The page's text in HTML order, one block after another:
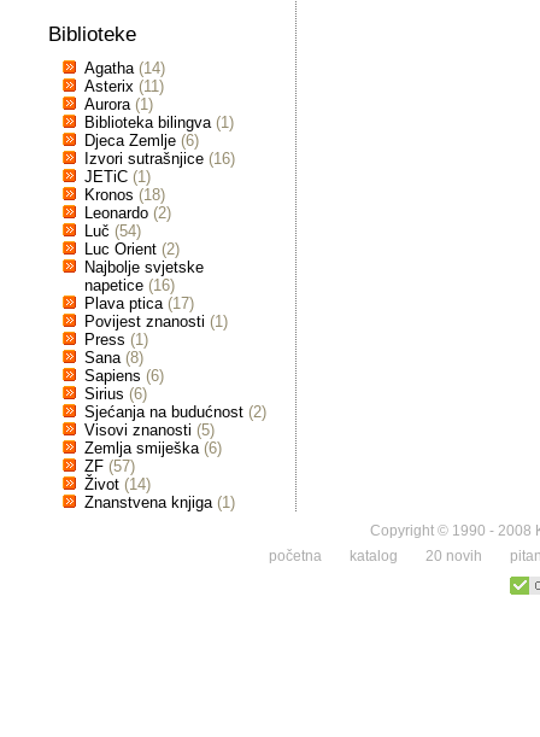
Biblioteke
Agatha (14)
Asterix (11)
Aurora (1)
Biblioteka bilingva (1)
Djeca Zemlje (6)
Izvori sutrašnjice (16)
JETiC (1)
Kronos (18)
Leonardo (2)
Luč (54)
Luc Orient (2)
Najbolje svjetske
napetice (16)
Plava ptica (17)
Povijest znanosti (1)
Press (1)
Sana (8)
Sapiens (6)
Sirius (6)
Sjećanja na budućnost (2)
Visovi znanosti (5)
Zemlja smiješka (6)
ZF (57)
Život (14)
Znanstvena knjiga (1)
Copyright © 1990 - 2008
početna
katalog 20 novih